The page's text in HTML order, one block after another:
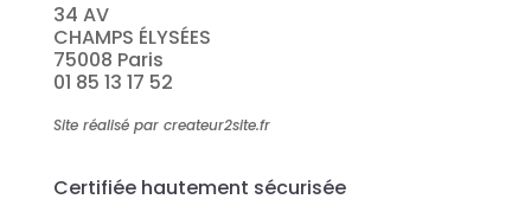
34 AV
CHAMPS ÉLYSÉES
75008 Paris
01 85 13 17 52
Site réalisé par createur2site.fr
Certifiée hautement sécurisée